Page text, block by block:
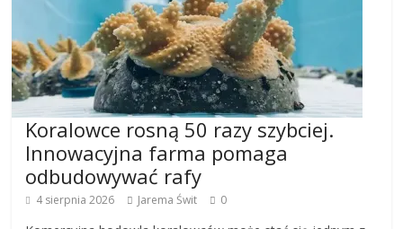
Koralowce rosną 50 razy szybciej.
Innowacyjna farma pomaga
odbudowywać rafy
4 sierpnia 2026 Jarema Świt 0